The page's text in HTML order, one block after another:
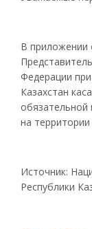
В приложении
Федерации
Казахстан
обязательной
на
Источник:
Республики